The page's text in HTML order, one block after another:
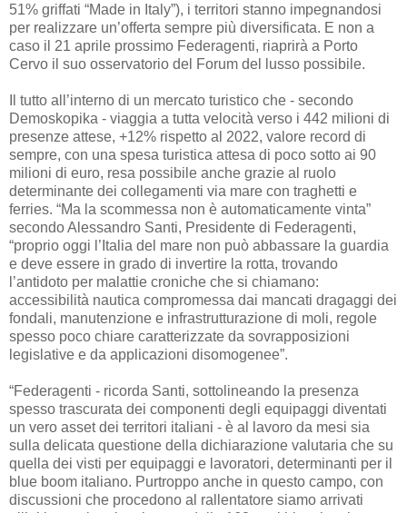
51% griffati “Made in Italy”), i territori stanno impegnandosi
per realizzare un’offerta sempre più diversificata. E non a
caso il 21 aprile prossimo Federagenti, riaprirà a Porto
Cervo il suo osservatorio del Forum del lusso possibile.
Il tutto all’interno di un mercato turistico che - secondo
Demoskopika - viaggia a tutta velocità verso i 442 milioni di
presenze attese, +12% rispetto al 2022, valore record di
sempre, con una spesa turistica attesa di poco sotto ai 90
milioni di euro, resa possibile anche grazie al ruolo
determinante dei collegamenti via mare con traghetti e
ferries. “Ma la scommessa non è automaticamente vinta”
secondo Alessandro Santi, Presidente di Federagenti,
“proprio oggi l’Italia del mare non può abbassare la guardia
e deve essere in grado di invertire la rotta, trovando
l’antidoto per malattie croniche che si chiamano:
accessibilità nautica compromessa dai mancati dragaggi dei
fondali, manutenzione e infrastrutturazione di moli, regole
spesso poco chiare caratterizzate da sovrapposizioni
legislative e da applicazioni disomogenee”.
“Federagenti - ricorda Santi, sottolineando la presenza
spesso trascurata dei componenti degli equipaggi diventati
un vero asset dei territori italiani - è al lavoro da mesi sia
sulla delicata questione della dichiarazione valutaria che su
quella dei visti per equipaggi e lavoratori, determinanti per il
blue boom italiano. Purtroppo anche in questo campo, con
discussioni che procedono al rallentatore siamo arrivati